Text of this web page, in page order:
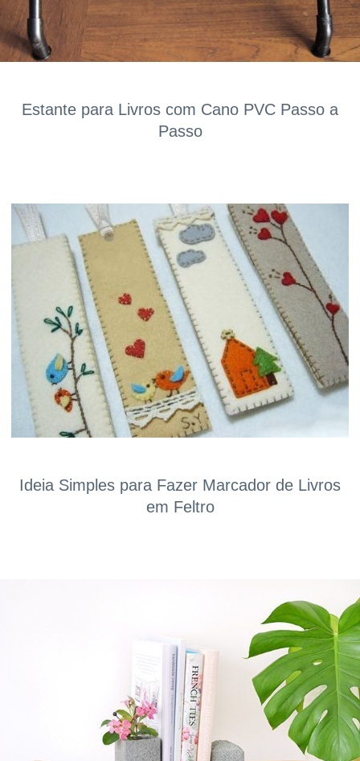
Estante para Livros com Cano PVC Passo a
Passo
Ideia Simples para Fazer Marcador de Livros
em Feltro